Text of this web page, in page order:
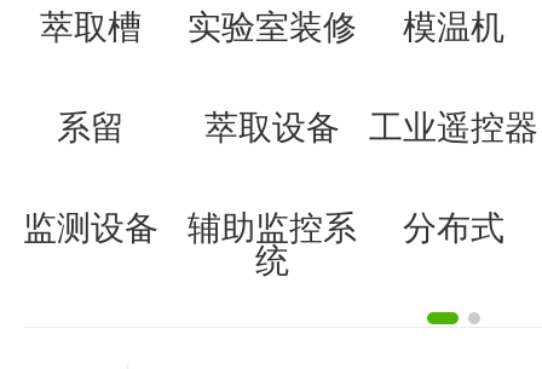
萃取槽 实验室装修 模温机
系留 萃取设备 工业遥控器
监测设备 辅助监控系
统
分布式